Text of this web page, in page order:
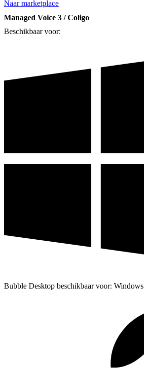
Naar marketplace
Managed Voice 3 / Coligo
Beschikbaar voor:
Bubble Desktop beschikbaar voor: Windows